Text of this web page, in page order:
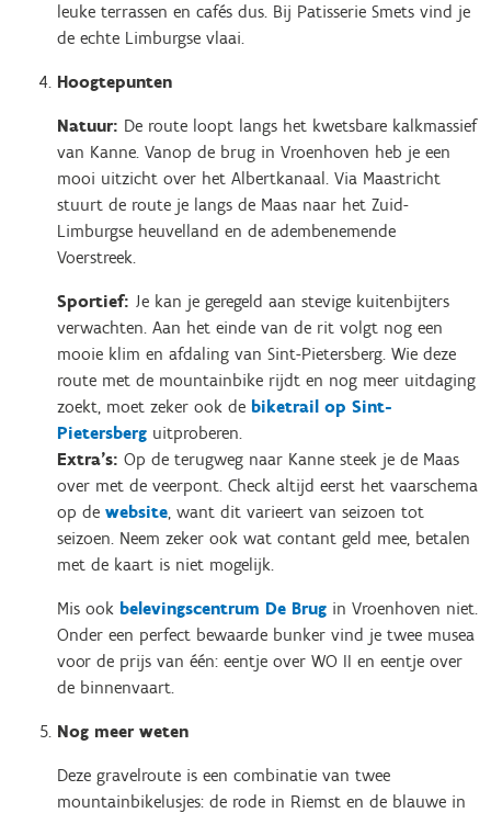
leuke terrassen en cafés dus. Bij Patisserie Smets vind je
de echte Limburgse vlaai.
Hoogtepunten
Natuur: De route loopt langs het kwetsbare kalkmassief
van Kanne. Vanop de brug in Vroenhoven heb je een
mooi uitzicht over het Albertkanaal. Via Maastricht
stuurt de route je langs de Maas naar het Zuid-
Limburgse heuvelland en de adembenemende
Voerstreek.
Sportief: Je kan je geregeld aan stevige kuitenbijters
verwachten. Aan het einde van de rit volgt nog een
mooie klim en afdaling van Sint-Pietersberg. Wie deze
route met de mountainbike rijdt en nog meer uitdaging
zoekt, moet zeker ook de biketrail op Sint-
Pietersberg uitproberen.
Extra's: Op de terugweg naar Kanne steek je de Maas
over met de veerpont. Check altijd eerst het vaarschema
op de website, want dit varieert van seizoen tot
seizoen. Neem zeker ook wat contant geld mee, betalen
met de kaart is niet mogelijk.
Mis ook belevingscentrum De Brug in Vroenhoven niet.
Onder een perfect bewaarde bunker vind je twee musea
voor de prijs van één: eentje over WO II en eentje over
de binnenvaart.
Nog meer weten
Deze gravelroute is een combinatie van twee
mountainbikelusjes: de rode in Riemst en de blauwe in